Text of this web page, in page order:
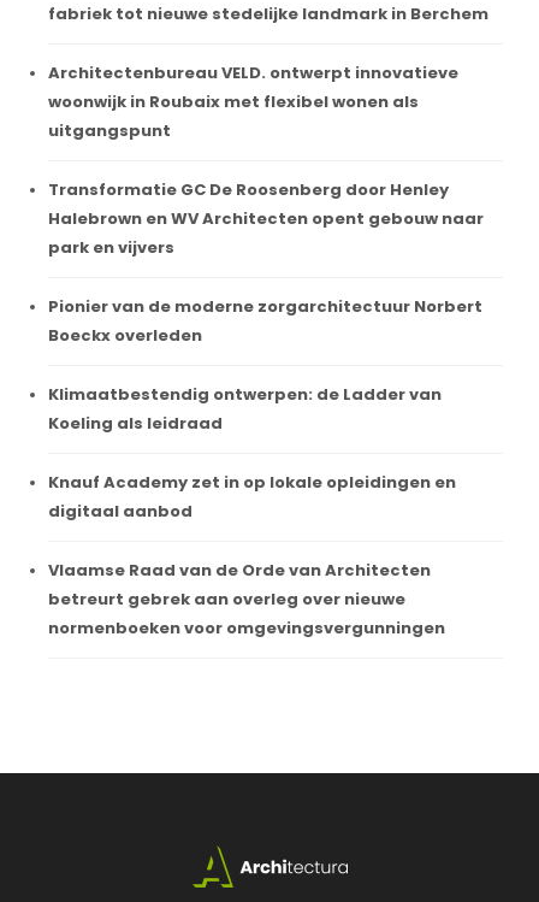
fabriek tot nieuwe stedelijke landmark in Berchem
Architectenbureau VELD. ontwerpt innovatieve
woonwijk in Roubaix met flexibel wonen als
uitgangspunt
Transformatie GC De Roosenberg door Henley
Halebrown en WV Architecten opent gebouw naar
park en vijvers
Pionier van de moderne zorgarchitectuur Norbert
Boeckx overleden
Klimaatbestendig ontwerpen: de Ladder van
Koeling als leidraad
Knauf Academy zet in op lokale opleidingen en
digitaal aanbod
Vlaamse Raad van de Orde van Architecten
betreurt gebrek aan overleg over nieuwe
normenboeken voor omgevingsvergunningen